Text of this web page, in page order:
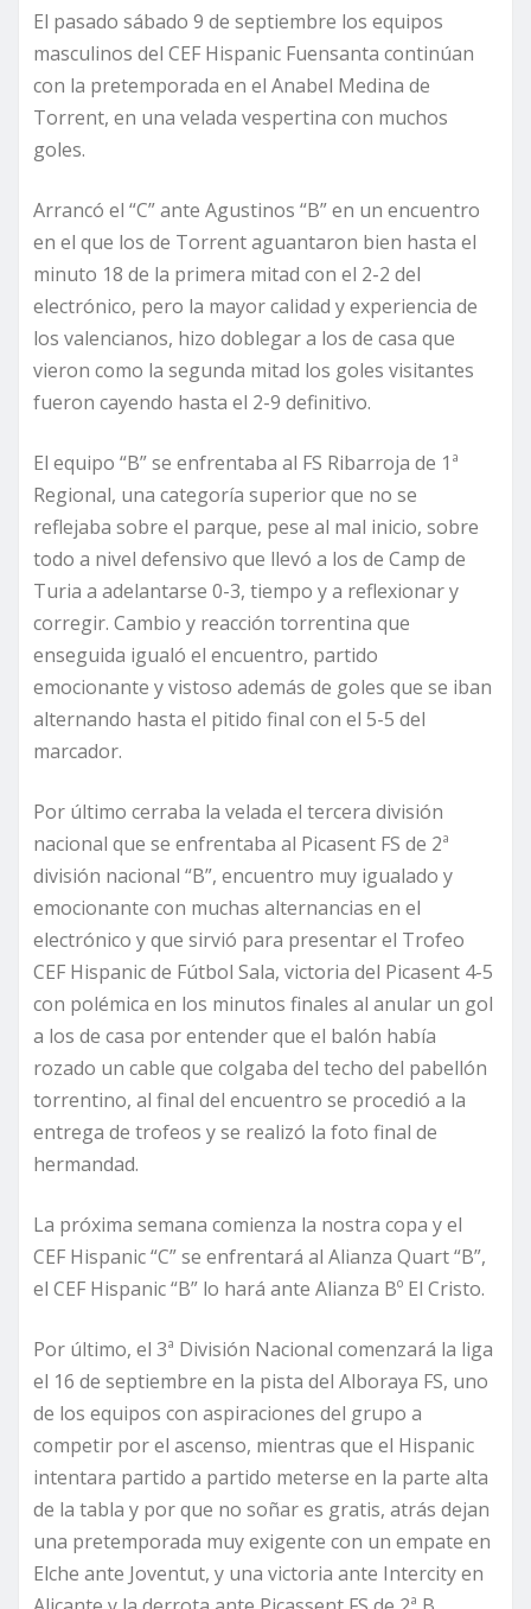
El pasado sábado 9 de septiembre los equipos
masculinos del CEF Hispanic Fuensanta continúan
con la pretemporada en el Anabel Medina de
Torrent, en una velada vespertina con muchos
goles.
Arrancó el “C” ante Agustinos “B” en un encuentro
en el que los de Torrent aguantaron bien hasta el
minuto 18 de la primera mitad con el 2-2 del
electrónico, pero la mayor calidad y experiencia de
los valencianos, hizo doblegar a los de casa que
vieron como la segunda mitad los goles visitantes
fueron cayendo hasta el 2-9 definitivo.
El equipo “B” se enfrentaba al FS Ribarroja de 1ª
Regional, una categoría superior que no se
reflejaba sobre el parque, pese al mal inicio, sobre
todo a nivel defensivo que llevó a los de Camp de
Turia a adelantarse 0-3, tiempo y a reflexionar y
corregir. Cambio y reacción torrentina que
enseguida igualó el encuentro, partido
emocionante y vistoso además de goles que se iban
alternando hasta el pitido final con el 5-5 del
marcador.
Por último cerraba la velada el tercera división
nacional que se enfrentaba al Picasent FS de 2ª
división nacional “B”, encuentro muy igualado y
emocionante con muchas alternancias en el
electrónico y que sirvió para presentar el Trofeo
CEF Hispanic de Fútbol Sala, victoria del Picasent 4-5
con polémica en los minutos finales al anular un gol
a los de casa por entender que el balón había
rozado un cable que colgaba del techo del pabellón
torrentino, al final del encuentro se procedió a la
entrega de trofeos y se realizó la foto final de
hermandad.
La próxima semana comienza la nostra copa y el
CEF Hispanic “C” se enfrentará al Alianza Quart “B”,
el CEF Hispanic “B” lo hará ante Alianza Bº El Cristo.
Por último, el 3ª División Nacional comenzará la liga
el 16 de septiembre en la pista del Alboraya FS, uno
de los equipos con aspiraciones del grupo a
competir por el ascenso, mientras que el Hispanic
intentara partido a partido meterse en la parte alta
de la tabla y por que no soñar es gratis, atrás dejan
una pretemporada muy exigente con un empate en
Elche ante Joventut, y una victoria ante Intercity en